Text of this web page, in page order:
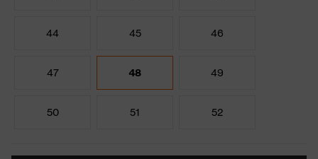
44 45 46
47 48 49
50 51 52